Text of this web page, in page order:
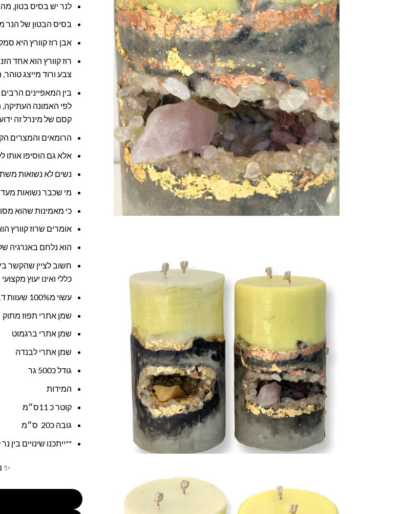
לנר יש בסיס בטון,
בסיס הבטון של הנר
אבן רוז קוורץ היא
רוז קוורץ הוא אחד
צבע ורוד מייצג
בין המאפיינים
לפי האמונה העתיקה,
קסם של מינרל זה
הרומאים והמצרים
אלא גם הוסיפו אותו
נשים לא נשואות
מי שכבר נשואות
כי מאמינות שהוא
אומרים שרוז קוורץ
הוא נלחם באנרגיה
חשוב לציין שהקשר
כללי ואינו יעוץ מקצועי
עשוי מ100% שעוות דבורים ושעוות סויה
שמן אתרי תפוז מתוק
שמן אתרי ברגמוט
שמן אתרי לבנדה
גודל כ500 גר
המידות
קוטר כ 11ס״מ
גובה כ20 ס״מ
**ייתכנו שינויים בין
✨